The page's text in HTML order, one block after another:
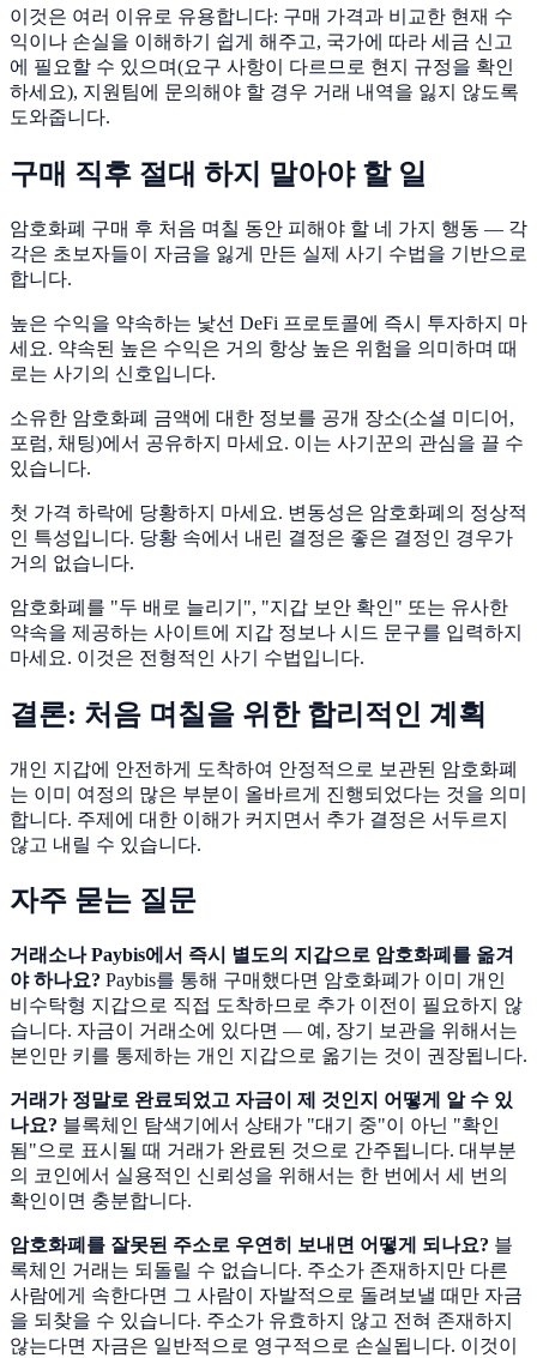
이것은 여러 이유로 유용합니다: 구매 가격과 비교한 현재 수
익이나 손실을 이해하기 쉽게 해주고, 국가에 따라 세금 신고
에 필요할 수 있으며(요구 사항이 다르므로 현지 규정을 확인
하세요), 지원팀에 문의해야 할 경우 거래 내역을 잃지 않도록
도와줍니다.
구매 직후 절대 하지 말아야 할 일
암호화폐 구매 후 처음 며칠 동안 피해야 할 네 가지 행동 — 각
각은 초보자들이 자금을 잃게 만든 실제 사기 수법을 기반으로
합니다.
높은 수익을 약속하는 낯선 DeFi 프로토콜에 즉시 투자하지 마
세요. 약속된 높은 수익은 거의 항상 높은 위험을 의미하며 때
로는 사기의 신호입니다.
소유한 암호화폐 금액에 대한 정보를 공개 장소(소셜 미디어,
포럼, 채팅)에서 공유하지 마세요. 이는 사기꾼의 관심을 끌 수
있습니다.
첫 가격 하락에 당황하지 마세요. 변동성은 암호화폐의 정상적
인 특성입니다. 당황 속에서 내린 결정은 좋은 결정인 경우가
거의 없습니다.
암호화폐를 "두 배로 늘리기", "지갑 보안 확인" 또는 유사한
약속을 제공하는 사이트에 지갑 정보나 시드 문구를 입력하지
마세요. 이것은 전형적인 사기 수법입니다.
결론: 처음 며칠을 위한 합리적인 계획
개인 지갑에 안전하게 도착하여 안정적으로 보관된 암호화폐
는 이미 여정의 많은 부분이 올바르게 진행되었다는 것을 의미
합니다. 주제에 대한 이해가 커지면서 추가 결정은 서두르지
않고 내릴 수 있습니다.
자주 묻는 질문
거래소나 Paybis에서 즉시 별도의 지갑으로 암호화폐를 옮겨
야 하나요? Paybis를 통해 구매했다면 암호화폐가 이미 개인
비수탁형 지갑으로 직접 도착하므로 추가 이전이 필요하지 않
습니다. 자금이 거래소에 있다면 — 예, 장기 보관을 위해서는
본인만 키를 통제하는 개인 지갑으로 옮기는 것이 권장됩니다.
거래가 정말로 완료되었고 자금이 제 것인지 어떻게 알 수 있
나요? 블록체인 탐색기에서 상태가 "대기 중"이 아닌 "확인
됨"으로 표시될 때 거래가 완료된 것으로 간주됩니다. 대부분
의 코인에서 실용적인 신뢰성을 위해서는 한 번에서 세 번의
확인이면 충분합니다.
암호화폐를 잘못된 주소로 우연히 보내면 어떻게 되나요? 블
록체인 거래는 되돌릴 수 없습니다. 주소가 존재하지만 다른
사람에게 속한다면 그 사람이 자발적으로 돌려보낼 때만 자금
을 되찾을 수 있습니다. 주소가 유효하지 않고 전혀 존재하지
않는다면 자금은 일반적으로 영구적으로 손실됩니다. 이것이